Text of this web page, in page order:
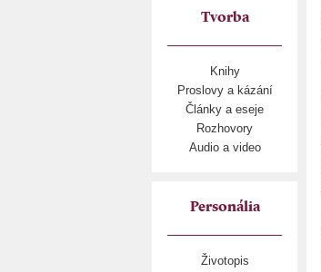
Tvorba
Knihy
Proslovy a kázání
Články a eseje
Rozhovory
Audio a video
Personália
Životopis